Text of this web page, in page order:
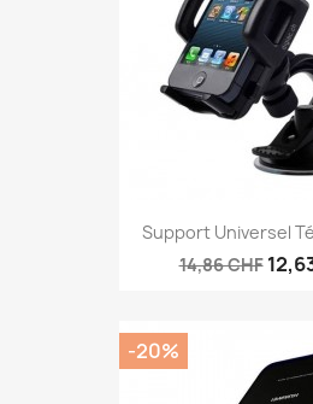
Support Universel
14,86 CHF
-20%